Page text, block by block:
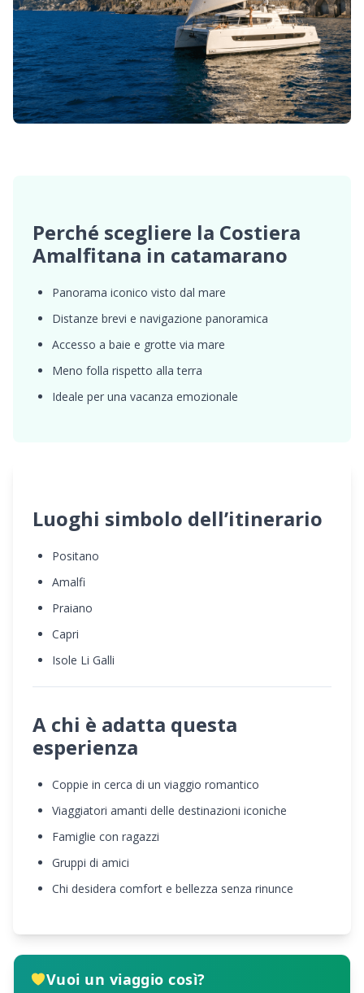
Perché scegliere la Costiera
Amalfitana in catamarano
Panorama iconico visto dal mare
Distanze brevi e navigazione panoramica
Accesso a baie e grotte via mare
Meno folla rispetto alla terra
Ideale per una vacanza emozionale
Luoghi simbolo dell’itinerario
Positano
Amalfi
Praiano
Capri
Isole Li Galli
A chi è adatta questa
esperienza
Coppie in cerca di un viaggio romantico
Viaggiatori amanti delle destinazioni iconiche
Famiglie con ragazzi
Gruppi di amici
Chi desidera comfort e bellezza senza rinunce
Vuoi un viaggio così?